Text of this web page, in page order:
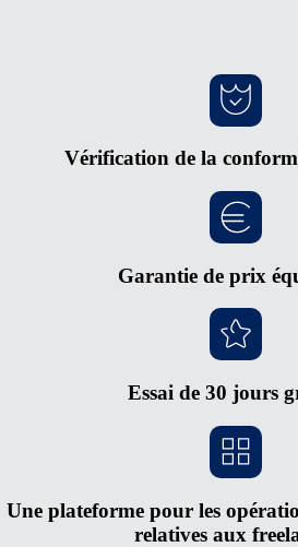
Vérification de la
Garantie de prix
Essai de 30 jours
Une plateforme pour les
relatives aux